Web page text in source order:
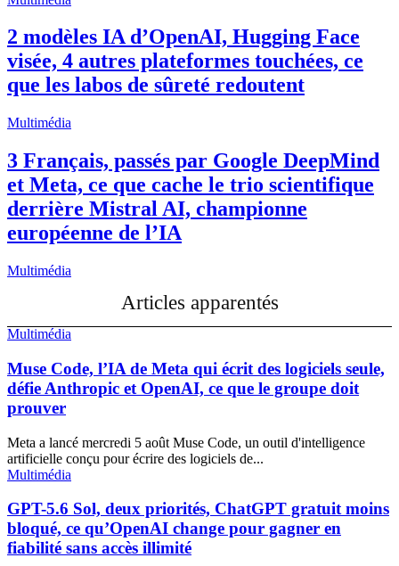
2 modèles IA d’OpenAI, Hugging Face
visée, 4 autres plateformes touchées, ce
que les labos de sûreté redoutent
Multimédia
3 Français, passés par Google DeepMind
et Meta, ce que cache le trio scientifique
derrière Mistral AI, championne
européenne de l’IA
Multimédia
Articles apparentés
Multimédia
Muse Code, l’IA de Meta qui écrit des logiciels seule,
défie Anthropic et OpenAI, ce que le groupe doit
prouver
Meta a lancé mercredi 5 août Muse Code, un outil d'intelligence
artificielle conçu pour écrire des logiciels de...
Multimédia
GPT-5.6 Sol, deux priorités, ChatGPT gratuit moins
bloqué, ce qu’OpenAI change pour gagner en
fiabilité sans accès illimité